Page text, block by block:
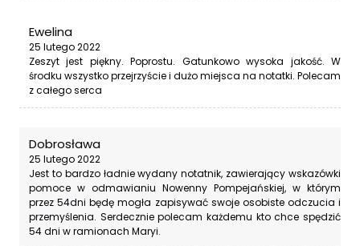
Ewelina
25 lutego 2022
Zeszyt jest piękny. Poprostu. Gatunkowo wysoka jakość. W
środku wszystko przejrzyście i dużo miejsca na notatki. Polecam
z całego serca
Dobrosława
25 lutego 2022
Jest to bardzo ładnie wydany notatnik, zawierający wskazówki
pomoce w odmawianiu Nowenny Pompejańskiej, w którym
przez 54dni będę mogła zapisywać swoje osobiste odczucia i
przemyślenia. Serdecznie polecam każdemu kto chce spędzić
54 dni w ramionach Maryi.